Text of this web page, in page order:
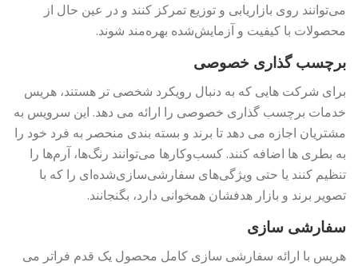
می‌توانند روی بازاریابی و توزیع تمرکز کنند و در عین حال از
محصولات با کیفیت و آزمایش‌شده بهره‌مند شوند.
برچسب گذاری خصوصی
برای شرکت هایی که به دنبال رویکرد شخصی تر هستند، هریس
خدمات برچسب گذاری خصوصی را ارائه می دهد. این سرویس به
مشتریان اجازه می دهد تا برند و بسته بندی منحصر به فرد خود را
به بطری ها اضافه کنند. کسب‌وکارها می‌توانند رنگ‌ها، آرم‌ها را
تنظیم کنند یا حتی ویژگی‌های سفارشی‌سازی‌شده‌ای را که با
تصویر برند و بازار هدفشان همخوانی دارد، بگنجانند.
سفارشی سازی
هریس با ارائه سفارشی سازی کامل محصول یک قدم فراتر می